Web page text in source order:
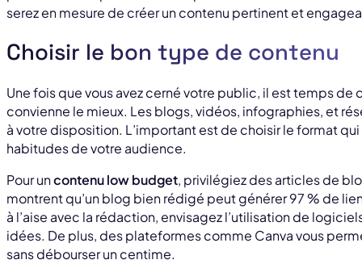
serez en mesure de créer un contenu pertinent et
Choisir le bon type de contenu
Une fois que vous avez cerné votre public, il est temps
convienne le mieux. Les blogs, vidéos, infographies, et
à votre disposition. L’important est de choisir le format
habitudes de votre audience.
Pour uncontenu low budget, privilégiez des articles de
montrent qu’un blog bien rédigé peut générer 97 % de
à l’aise avec la rédaction, envisagez l’utilisation de
idées. De plus, des plateformes comme Canva vous
sans débourser un centime.